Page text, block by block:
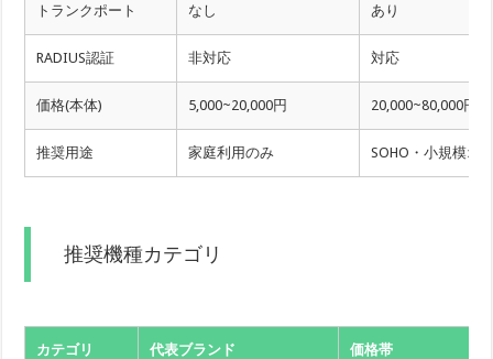
トランクポート なし あり
RADIUS認証 非対応 対応
価格(本体) 5,000~20,000円 20,000~80,000円
推奨用途 家庭利用のみ SOHO・小規模オ
推奨機種カテゴリ
カテゴリ 代表ブランド 価格帯